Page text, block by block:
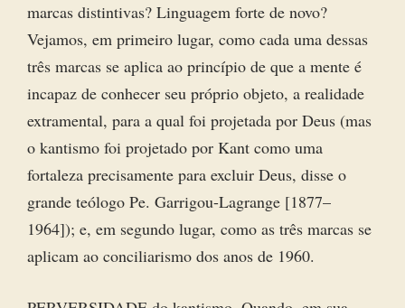
marcas distintivas? Linguagem forte de novo?
Vejamos, em primeiro lugar, como cada uma dessas
três marcas se aplica ao princípio de que a mente é
incapaz de conhecer seu próprio objeto, a realidade
extramental, para a qual foi projetada por Deus (mas
o kantismo foi projetado por Kant como uma
fortaleza precisamente para excluir Deus, disse o
grande teólogo Pe. Garrigou-Lagrange [1877–
1964]); e, em segundo lugar, como as três marcas se
aplicam ao conciliarismo dos anos de 1960.